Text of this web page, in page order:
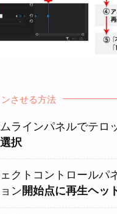
させる方法
ラインパネルでテロ
択
クトコントロールパ
ン 開始点に再生ヘッ